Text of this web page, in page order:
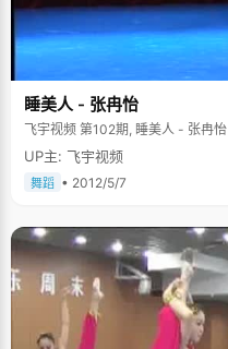
睡美人 - 张冉怡
飞宇视频 第102期, 睡美人 - 张冉怡
UP主: 飞宇视频
舞蹈 • 2012/5/7